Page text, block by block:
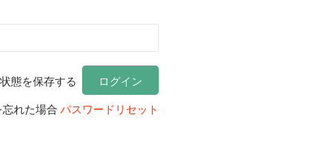
態を保存する
れた場合 パスワードリセット